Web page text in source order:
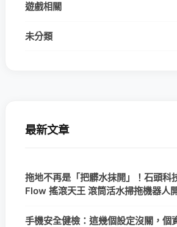
遊戲相關
未分類
最新文章
拖地不再是「把髒水抹開」！石頭
Flow 搖滾天王 滾筒活水掃拖機器人
手機安全健檢：這幾個設定沒關，個